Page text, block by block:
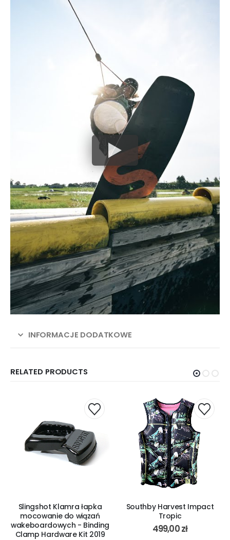
INFORMACJE DODATKOWE
RELATED PRODUCTS
Slingshot Klamra łapka
mocowanie do wiązań
wakeboardowych - Binding
Clamp Hardware Kit 2019
Southby Harvest Impact
Tropic
499,00zł